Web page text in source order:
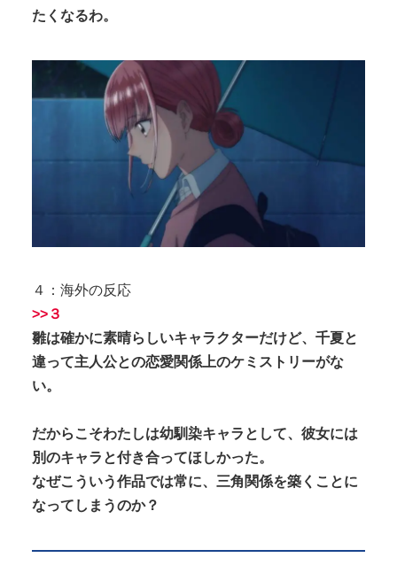
たくなるわ。
４：海外の反応
>>３
雛は確かに素晴らしいキャラクターだけど、千夏と
違って主人公との恋愛関係上のケミストリーがな
い。
だからこそわたしは幼馴染キャラとして、彼女には
別のキャラと付き合ってほしかった。
なぜこういう作品では常に、三角関係を築くことに
なってしまうのか？